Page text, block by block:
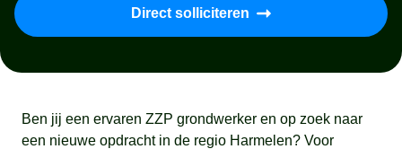
Direct solliciteren
Ben jij een ervaren ZZP grondwerker en op zoek naar
een nieuwe opdracht in de regio Harmelen? Voor